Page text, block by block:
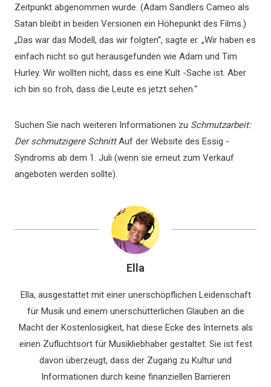
Zeitpunkt abgenommen wurde. (Adam Sandlers Cameo als
Satan bleibt in beiden Versionen ein Höhepunkt des Films.)
„Das war das Modell, das wir folgten“, sagte er. „Wir haben es
einfach nicht so gut herausgefunden wie Adam und Tim
Hurley. Wir wollten nicht, dass es eine Kult -Sache ist. Aber
ich bin so froh, dass die Leute es jetzt sehen.“
Suchen Sie nach weiteren Informationen zu Schmutzarbeit:
Der schmutzigere SchnittAuf der Website des Essig -
Syndroms ab dem 1. Juli (wenn sie erneut zum Verkauf
angeboten werden sollte).
Ella
Ella, ausgestattet mit einer unerschöpflichen Leidenschaft
für Musik und einem unerschütterlichen Glauben an die
Macht der Kostenlosigkeit, hat diese Ecke des Internets als
einen Zufluchtsort für Musikliebhaber gestaltet. Sie ist fest
davon überzeugt, dass der Zugang zu Kultur und
Informationen durch keine finanziellen Barrieren